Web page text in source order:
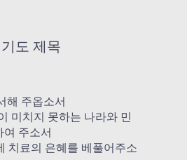
도 제목
해 주옵소서
미치지 못하는 나라와 민
여 주소서
치료의 은혜를 베풀어주소